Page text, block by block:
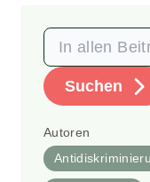
Suchen
Autoren